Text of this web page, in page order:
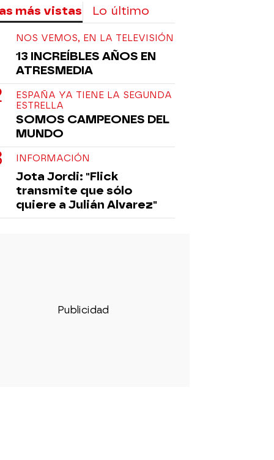
más vistas Lo último
NOS VEMOS, EN LA TELEVISIÓN
13 INCREÍBLES AÑOS EN
ATRESMEDIA
ESPAÑA YA TIENE LA SEGUNDA
ESTRELLA
SOMOS CAMPEONES DEL
MUNDO
INFORMACIÓN
Jota Jordi: "Flick
transmite que sólo
quiere a Julián Alvarez"